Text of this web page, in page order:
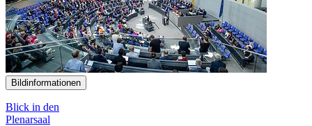
Bildinformationen
Blick in den
Plenarsaal